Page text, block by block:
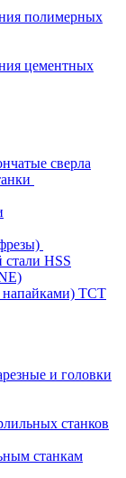
полимерных
цементных
сверла
HSS
напайками) ТСТ
и головки
станков
станкам